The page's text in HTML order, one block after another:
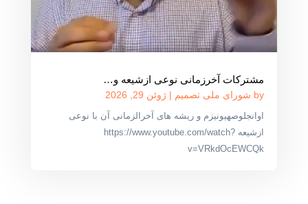
مشترکات آخرزمانی نوعی ازشیعه و…
by شورای ملی تصمیم | ژوئن 29, 2026
اوانجلوصهیونیزم و ریشه های آخرالزمانی آن با نوعی
ازشیعه https://www.youtube.com/watch?
v=VRkdOcEWCQk